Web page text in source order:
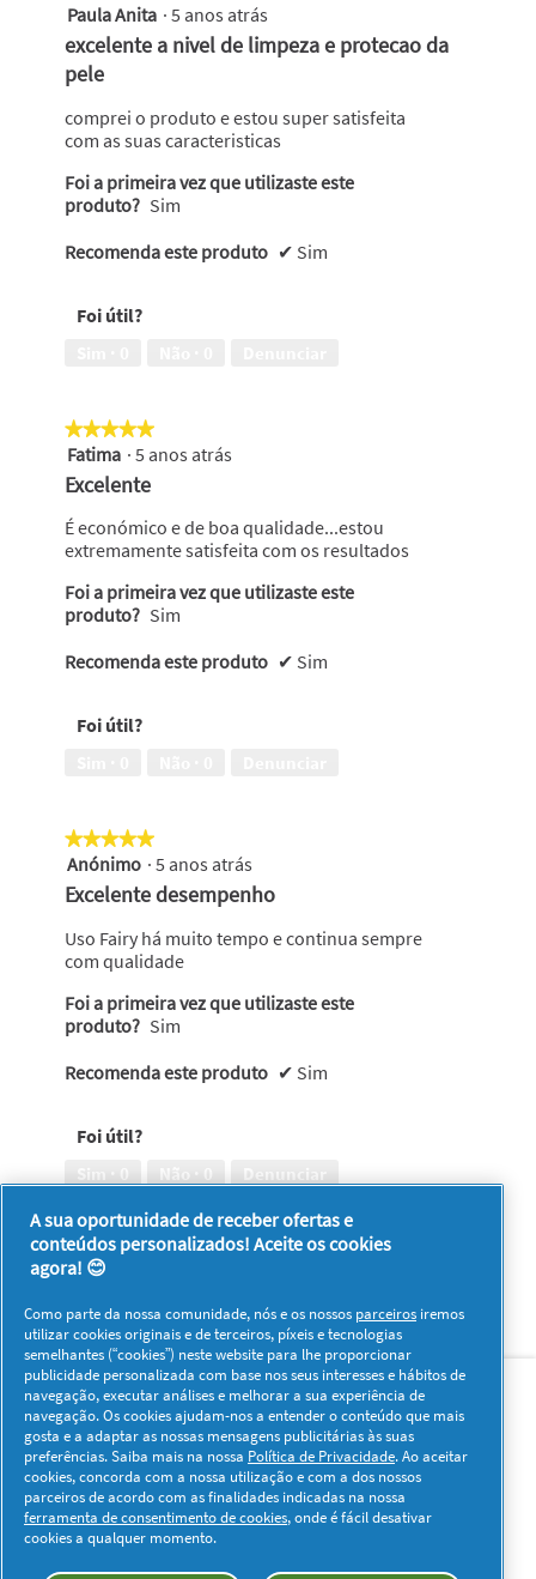
5
estrelas.
Paula Anita · 5 anos atrás
excelente a nivel de limpeza e protecao da
pele
comprei o produto e estou super satisfeita
com as suas caracteristicas
Foi a primeira vez que utilizaste este
produto? Sim
Recomenda este produto ✔ Sim
Foi útil?
★★★★★
★★★★★
5
em
5
estrelas.
Fatima · 5 anos atrás
Excelente
É económico e de boa qualidade...estou
extremamente satisfeita com os resultados
Foi a primeira vez que utilizaste este
produto? Sim
Recomenda este produto ✔ Sim
Foi útil?
★★★★★
★★★★★
5
em
estrelas.
Anónimo · 5 anos atrás
Excelente desempenho
Uso Fairy há muito tempo e continua sempre
com qualidade
Foi a primeira vez que utilizaste este
produto? Sim
Recomenda este produto ✔ Sim
Foi útil?
Sim · 0 Não · 0 Denunciar
1–8 de 12 análises
Anterior
◄
Sobre nós Contacto Visitar www.pg.com
Redes Sociais
A sua oportunidade de receber ofertas e
conteúdos personalizados! Aceite os cookies
agora! 😊
Como parte da nossa comunidade, nós e os nossos parceiros iremos
utilizar cookies originais e de terceiros, píxeis e tecnologias
semelhantes (“cookies”) neste website para lhe proporcionar
publicidade personalizada com base nos seus interesses e hábitos de
navegação, executar análises e melhorar a sua experiência de
navegação. Os cookies ajudam-nos a entender o conteúdo que mais
gosta e a adaptar as nossas mensagens publicitárias às suas
preferências. Saiba mais na nossa Política de Privacidade. Ao aceitar
cookies, concorda com a nossa utilização e com a dos nossos
parceiros de acordo com as finalidades indicadas na nossa
ferramenta de consentimento de cookies, onde é fácil desativar
cookies a qualquer momento.